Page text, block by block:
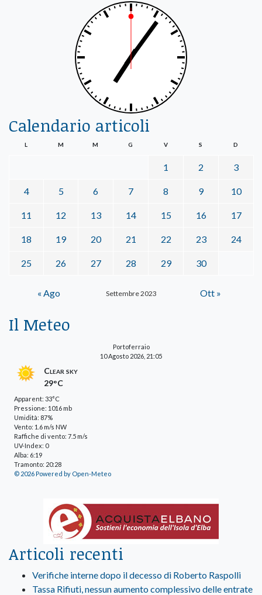
Calendario articoli
Settembre 2023
L M M G V S D
1 2 3
4 5 6 7 8 9 10
11 12 13 14 15 16 17
18 19 20 21 22 23 24
25 26 27 28 29 30
« Ago Ott »
Il Meteo
Portoferraio
10 Agosto 2026, 21:05
Clear sky
29°C
Apparent: 33°C
Pressione: 1016 mb
Umidità: 87%
Vento: 1.6 m/s NW
Raffiche di vento: 7.5 m/s
UV-Index: 0
Alba: 6:19
Tramonto: 20:28
© 2026 Powered by Open-Meteo
Articoli recenti
Verifiche interne dopo il decesso di Roberto Raspolli
Tassa Rifiuti, nessun aumento complessivo delle entrate